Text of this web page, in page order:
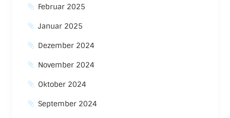
Februar 2025
Januar 2025
Dezember 2024
November 2024
Oktober 2024
September 2024